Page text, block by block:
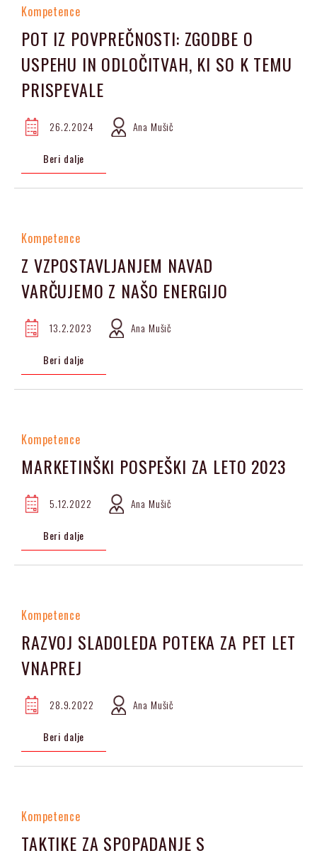
Kompetence
POT IZ POVPREČNOSTI: ZGODBE O
USPEHU IN ODLOČITVAH, KI SO K TEMU
PRISPEVALE
26.2.2024 Ana Mušič
Beri dalje
Kompetence
Z VZPOSTAVLJANJEM NAVAD
VARČUJEMO Z NAŠO ENERGIJO
13.2.2023 Ana Mušič
Beri dalje
Kompetence
MARKETINŠKI POSPEŠKI ZA LETO 2023
5.12.2022 Ana Mušič
Beri dalje
Kompetence
RAZVOJ SLADOLEDA POTEKA ZA PET LET
VNAPREJ
28.9.2022 Ana Mušič
Beri dalje
Kompetence
TAKTIKE ZA SPOPADANJE S